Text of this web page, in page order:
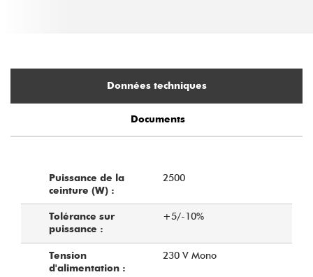
Données techniques
Documents
Puissance de la
ceinture (W) :
2500
Tolérance sur
puissance :
+5/-10%
Tension
d'alimentation :
230 V Mono